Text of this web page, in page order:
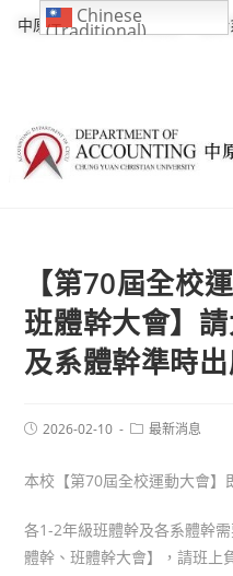
中原大學｜學校行事曆 會
【第70屆全校
班體幹大會】
及系體幹準時
2026-02-10 最新消息
本校【第70屆全校運動大會】
各1-2年級班體幹及各系體幹
體幹、班體幹大會】，請班上
Chinese
(Traditional)